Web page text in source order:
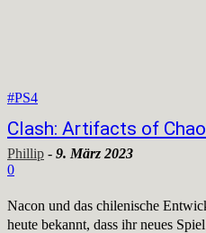
#PS4
Clash: Artifacts of
Phillip - 9. März 2023
0
Nacon und das chilenische
heute bekannt, dass ihr neues